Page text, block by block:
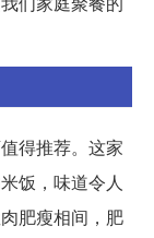
得推荐。这家
饭，味道令人
肥瘦相间，肥